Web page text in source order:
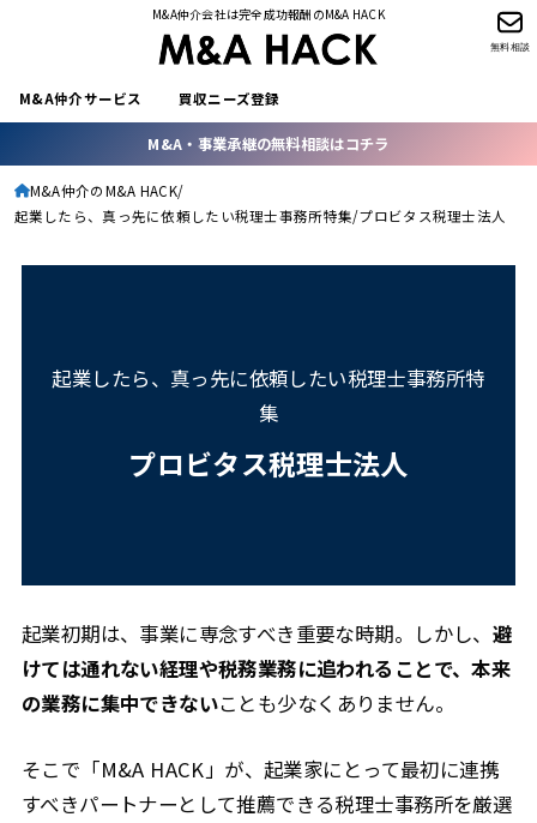
M&A仲介会社は完全成功報酬のM&A HACK
M&A仲介サービス 買収ニーズ登録
無料相談
M&A・事業承継の無料相談はコチラ
M&A仲介のM&A HACK
起業したら、真っ先に依頼したい税理士事務所特集 プロビタス税理士法人
起業したら、真っ先に依頼したい税理士事務所特
集
プロビタス税理士法人
起業初期は、事業に専念すべき重要な時期。しかし、 避
けては通れない経理や税務業務に追われることで、本来
の業務に集中できないことも少なくありません。
そこで「M&A HACK」が、起業家にとって最初に連携
すべきパートナーとして推薦できる税理士事務所を厳選